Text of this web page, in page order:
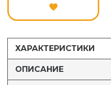
ХАРАКТЕРИСТИКИ
ОПИСАНИЕ